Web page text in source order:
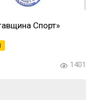
Спорт»
1401